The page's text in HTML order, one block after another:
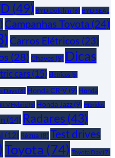
(49) BYD Dolphin (6) BYD SEAL
Campanhas Toyota (24)
Carros Elétricos (23)
(28) Chaves (9) Dicas
cars(15) Elétricos (5)
Days(6) Honda CR-V (9) Honda
V Hybrid(5) Honda Jazz (9) Híbridos
(14) Radares (43)
(12) Régua (8) Test drives
Toyota (74) Toyota Day(7)